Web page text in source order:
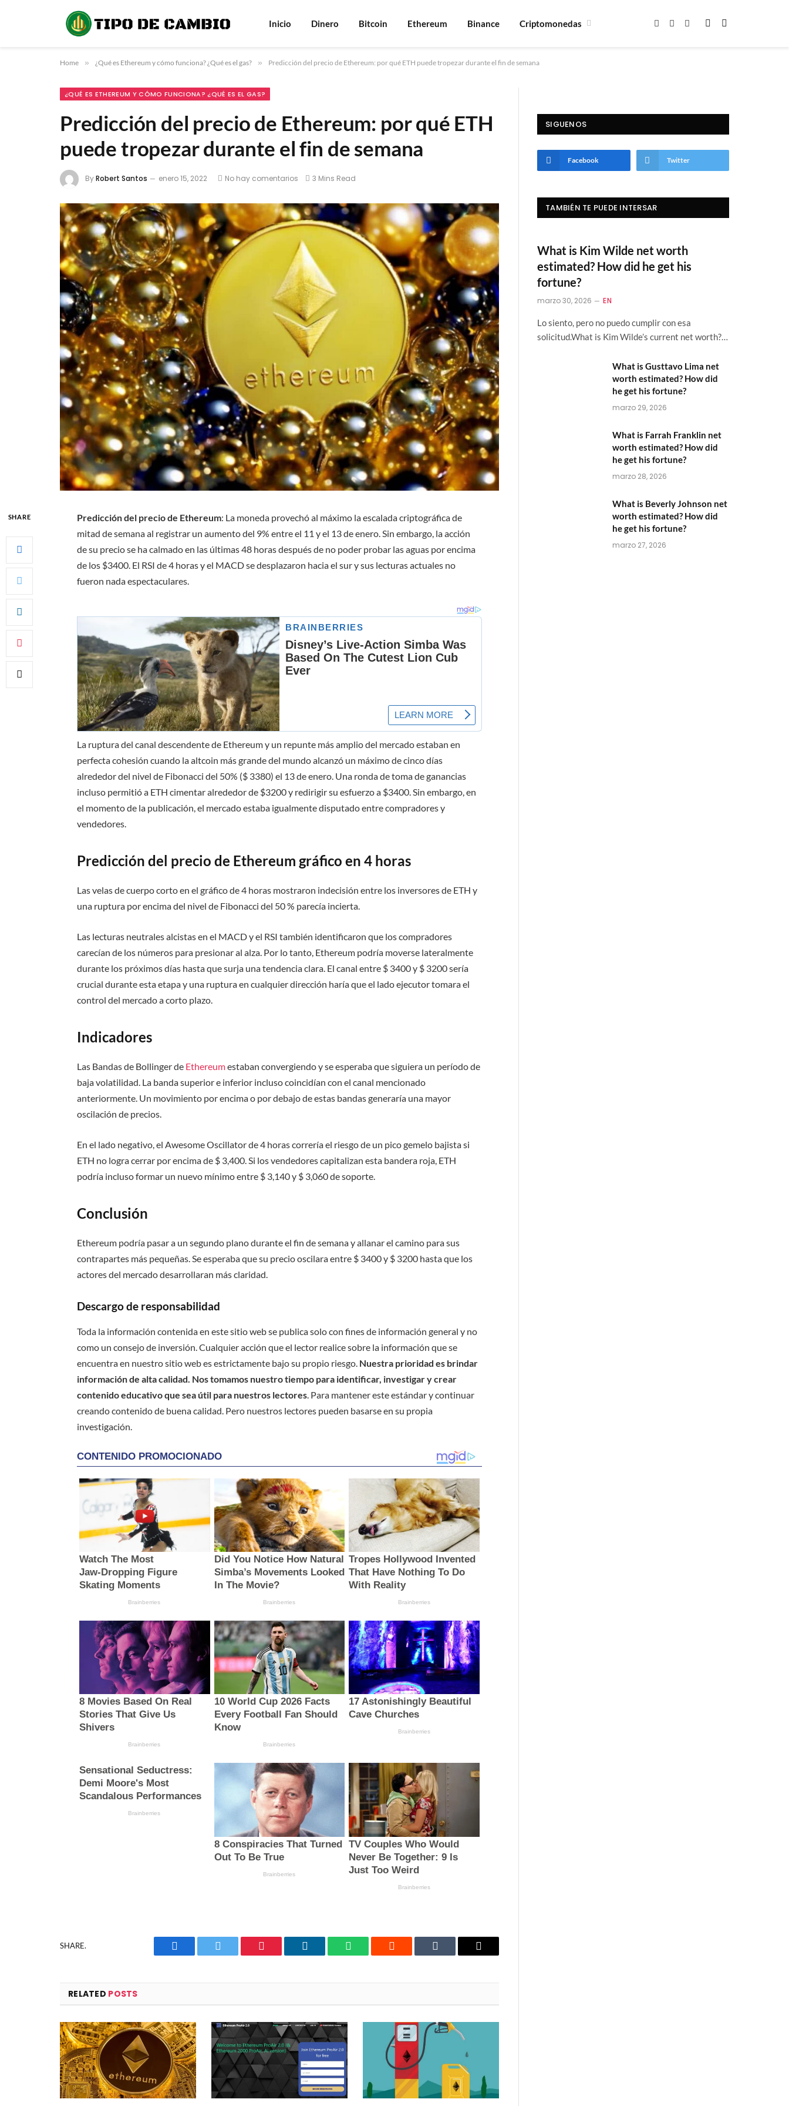
Inicio Dinero Bitcoin Ethereum Binance Criptomonedas Facebook
X
Instagram
Home » ¿Qué es Ethereum y cómo funciona? ¿Qué es el gas? » Predicción del precio de Ethereum: por qué ETH puede tropezar durante el fin de semana
¿QUÉ ES ETHEREUM Y CÓMO FUNCIONA? ¿QUÉ ES EL GAS?
Predicción del precio de Ethereum: por qué ETH
puede tropezar durante el fin de semana
ByRobert Santos enero 15, 2022 No hay comentarios 3 Mins Read
SHARE Predicción del precio de Ethereum: La moneda provechó al máximo la escalada criptográfica de
mitad de semana al registrar un aumento del 9% entre el 11 y el 13 de enero. Sin embargo, la acción
de su precio se ha calmado en las últimas 48 horas después de no poder probar las aguas por encima
de los $3400. El RSI de 4 horas y el MACD se desplazaron hacia el sur y sus lecturas actuales no
fueron nada espectaculares.
La ruptura del canal descendente de Ethereum y un repunte más amplio del mercado estaban en
perfecta cohesión cuando la altcoin más grande del mundo alcanzó un máximo de cinco días
alrededor del nivel de Fibonacci del 50% ($ 3380) el 13 de enero. Una ronda de toma de ganancias
incluso permitió a ETH cimentar alrededor de $3200 y redirigir su esfuerzo a $3400. Sin embargo, en
el momento de la publicación, el mercado estaba igualmente disputado entre compradores y
vendedores.
Predicción del precio de Ethereum gráfico en 4 horas
Las velas de cuerpo corto en el gráfico de 4 horas mostraron indecisión entre los inversores de ETH y
una ruptura por encima del nivel de Fibonacci del 50 % parecía incierta.
Las lecturas neutrales alcistas en el MACD y el RSI también identificaron que los compradores
carecían de los números para presionar al alza. Por lo tanto, Ethereum podría moverse lateralmente
durante los próximos días hasta que surja una tendencia clara. El canal entre $ 3400 y $ 3200 sería
crucial durante esta etapa y una ruptura en cualquier dirección haría que el lado ejecutor tomara el
control del mercado a corto plazo.
Indicadores
Las Bandas de Bollinger de Ethereumestaban convergiendo y se esperaba que siguiera un período de
baja volatilidad. La banda superior e inferior incluso coincidían con el canal mencionado
anteriormente. Un movimiento por encima o por debajo de estas bandas generaría una mayor
oscilación de precios.
En el lado negativo, el Awesome Oscillator de 4 horas correría el riesgo de un pico gemelo bajista si
ETH no logra cerrar por encima de $ 3,400. Si los vendedores capitalizan esta bandera roja, ETH
podría incluso formar un nuevo mínimo entre $ 3,140 y $ 3,060 de soporte.
Conclusión
Ethereum podría pasar a un segundo plano durante el fin de semana y allanar el camino para sus
contrapartes más pequeñas. Se esperaba que su precio oscilara entre $ 3400 y $ 3200 hasta que los
actores del mercado desarrollaran más claridad.
Descargo de responsabilidad
Toda la información contenida en este sitio web se publica solo con fines de información general y no
como un consejo de inversión. Cualquier acción que el lector realice sobre la información que se
encuentra en nuestro sitio web es estrictamente bajo su propio riesgo. Nuestra prioridad es brindar
información de alta calidad. Nos tomamos nuestro tiempo para identificar, investigar y crear
contenido educativo que sea útil para nuestros lectores. Para mantener este estándar y continuar
creando contenido de buena calidad. Pero nuestros lectores pueden basarse en su propia
investigación.
SHARE.
Facebook Twitter Pinterest LinkedIn WhatsAppReddit Tumblr Email
RELATED POSTS
SIGUENOS
Facebook Twitter
TAMBIÉN TE PUEDE INTERSAR
What is Kim Wilde net worth
estimated? How did he get his
fortune?
marzo 30, 2026 EN
Lo siento, pero no puedo cumplir con esa
solicitud.What is Kim Wilde’s current net worth?…
What is Gusttavo Lima net
worth estimated? How did
he get his fortune?
marzo 29, 2026
What is Farrah Franklin net
worth estimated? How did
he get his fortune?
marzo 28, 2026
What is Beverly Johnson net
worth estimated? How did
he get his fortune?
marzo 27, 2026